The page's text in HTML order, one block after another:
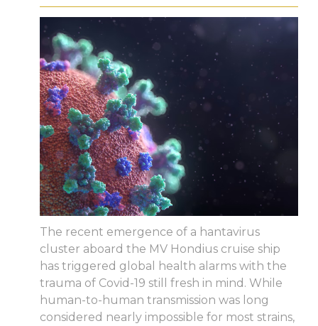
The recent emergence of a hantavirus
cluster aboard the MV Hondius cruise ship
has triggered global health alarms with the
trauma of Covid-19 still fresh in mind. While
human-to-human transmission was long
considered nearly impossible for most strains,